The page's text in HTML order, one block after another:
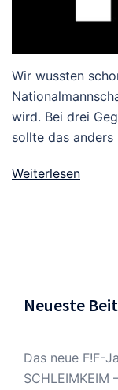
Wir wussten
wird. Bei drei
sollte das
Weiterlesen
Neueste
Das neue F!F-
SCHLEIMKEIM